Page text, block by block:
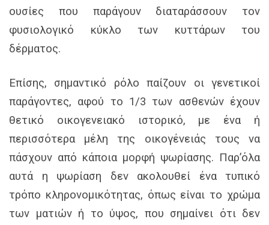
ουσίες που παράγουν διαταράσσουν τον
φυσιολογικό κύκλο των κυττάρων του
δέρματος.
Επίσης, σημαντικό ρόλο παίζουν οι γενετικοί
παράγοντες, αφού το 1/3 των ασθενών έχουν
θετικό οικογενειακό ιστορικό, με ένα ή
περισσότερα μέλη της οικογένειάς τους να
πάσχουν από κάποια μορφή ψωρίασης. Παρ’όλα
αυτά η ψωρίαση δεν ακολουθεί ένα τυπικό
τρόπο κληρονομικότητας, όπως είναι το χρώμα
των ματιών ή το ύψος, που σημαίνει ότι δεν